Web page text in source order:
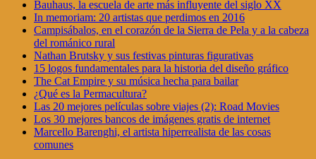
Bauhaus, la escuela de arte más influyente del siglo XX
In memoriam: 20 artistas que perdimos en 2016
Campisábalos, en el corazón de la Sierra de Pela y a la cabeza
del románico rural
Nathan Brutsky y sus festivas pinturas figurativas
15 logos fundamentales para la historia del diseño gráfico
The Cat Empire y su música hecha para bailar
¿Qué es la Permacultura?
Las 20 mejores películas sobre viajes (2): Road Movies
Los 30 mejores bancos de imágenes gratis de internet
Marcello Barenghi, el artista hiperrealista de las cosas
comunes